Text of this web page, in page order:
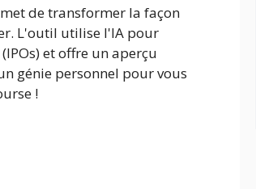
de transformer la façon
L'outil utilise l'IA pour
et offre un aperçu
génie personnel pour vous
!